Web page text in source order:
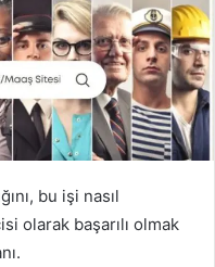
bu işi nasıl
olarak başarılı olmak